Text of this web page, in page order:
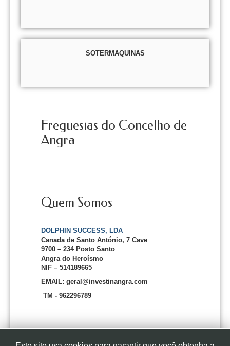
SOTERMAQUINAS
Freguesias do Concelho de
Angra
Quem Somos
DOLPHIN SUCCESS, LDA
Canada de Santo António, 7 Cave
9700 – 234 Posto Santo
Angra do Heroísmo
NIF – 514189665
EMAIL: geral@investinangra.com
TM - 962296789